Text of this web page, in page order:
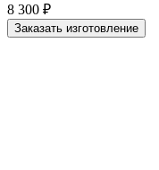
8 300 ₽
Заказать изготовление